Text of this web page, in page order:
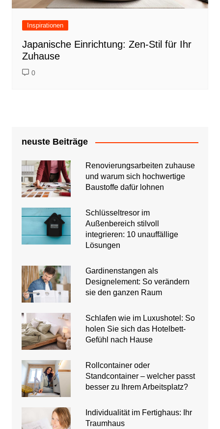
Inspirationen
Japanische Einrichtung: Zen-Stil für Ihr
Zuhause
0
neuste Beiträge
Renovierungsarbeiten zuhause
und warum sich hochwertige
Baustoffe dafür lohnen
Schlüsseltresor im
Außenbereich stilvoll
integrieren: 10 unauffällige
Lösungen
Gardinenstangen als
Designelement: So verändern
sie den ganzen Raum
Schlafen wie im Luxushotel: So
holen Sie sich das Hotelbett-
Gefühl nach Hause
Rollcontainer oder
Standcontainer – welcher passt
besser zu Ihrem Arbeitsplatz?
Individualität im Fertighaus: Ihr
Traumhaus